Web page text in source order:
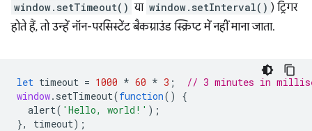
window.setTimeout() या window.setInterval() ) ट्रिगर
होते हैं, तो उन्हें नॉन-परसिस्टेंट बैकग्राउंड स्क्रिप्ट में नहीं माना जाता.
let timeout = 1000 * 60 * 3 ;
// 3 minutes in
window. setTimeout(function()
{
alert( 'Hello, world!' );
},
timeout);